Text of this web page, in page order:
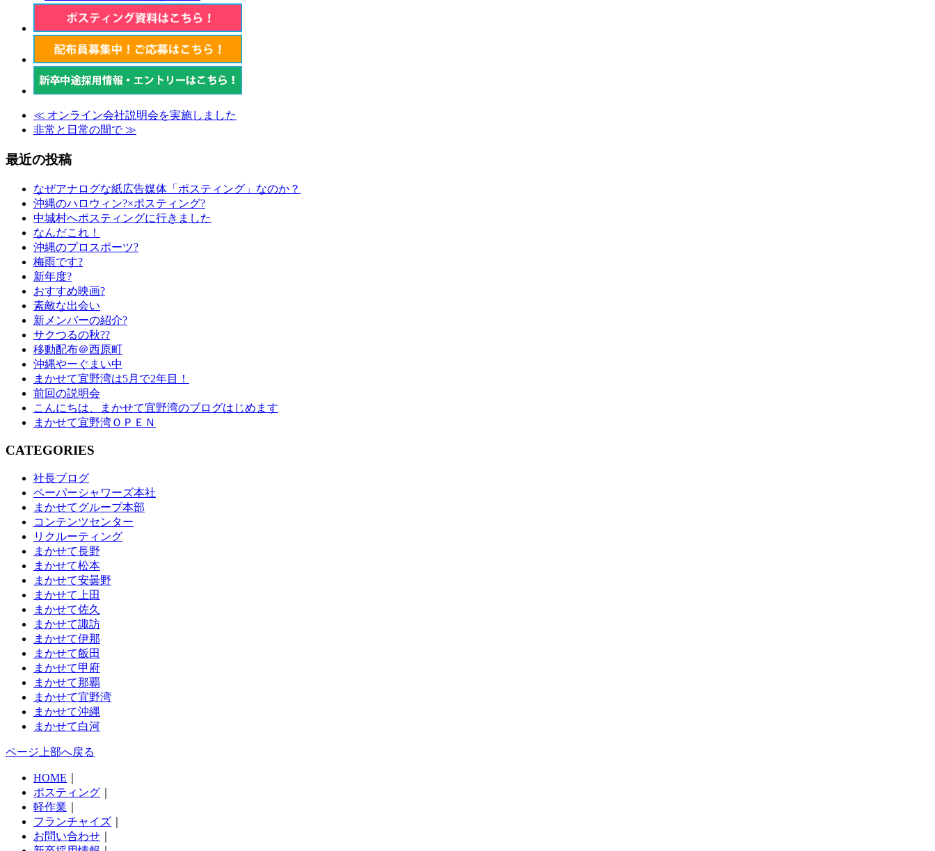
≪ オンライン会社説明会を実施しました
非常と日常の間で≫
最近の投稿
なぜアナログな紙広告媒体「ポスティング」なのか？
沖縄のハロウィン?×ポスティング?
中城村へポスティングに行きました
なんだこれ！
沖縄のプロスポーツ?
梅雨です?
新年度?
おすすめ映画?
素敵な出会い
新メンバーの紹介?
サクつるの秋??
移動配布＠西原町
沖縄やーぐまい中
まかせて宜野湾は5月で2年目！
前回の説明会
こんにちは、まかせて宜野湾のブログはじめます
まかせて宜野湾ＯＰＥＮ
CATEGORIES
社長ブログ
ペーパーシャワーズ本社
まかせてグループ本部
コンテンツセンター
リクルーティング
まかせて長野
まかせて松本
まかせて安曇野
まかせて上田
まかせて佐久
まかせて諏訪
まかせて伊那
まかせて飯田
まかせて甲府
まかせて那覇
まかせて宜野湾
まかせて沖縄
まかせて白河
ページ上部へ戻る
HOME
ポスティング
軽作業
フランチャイズ
お問い合わせ